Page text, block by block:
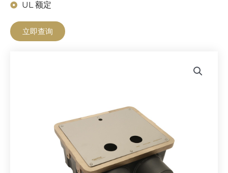
UL 额定
立即查询